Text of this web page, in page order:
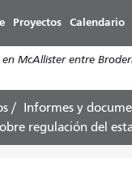
Proyectos Calendario
en McAllister entre
Informes y
regulación del